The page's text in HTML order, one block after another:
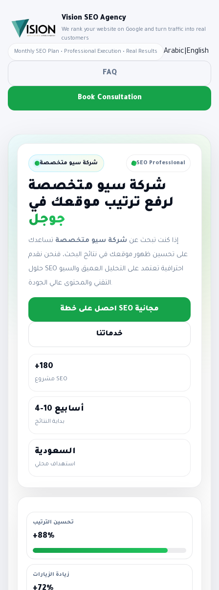
Vision SEO Agency
We rank your website on Google and turn traffic into real
customers
Monthly SEO Plan • Professional Execution • Real Results Arabic English
FAQ
Book Consultation
شركة سيو متخصصة SEO Professional
شركة سيو متخصصة
لرفع ترتيب موقعك في
جوجل
إذا كنت تبحث عن شركة سيو متخصصة تساعدك
على تحسين ظهور موقعك في نتائج البحث، فنحن نقدم
حلول SEO احترافية تعتمد على التحليل العميق والسيو
التقني والمحتوى عالي الجودة.
احصل على خطة SEO مجانية
خدماتنا
+180
مشروع SEO
4-10 أسابيع
بداية النتائج
السعودية
استهداف محلي
تحسين الترتيب
+88%
زيادة الزيارات